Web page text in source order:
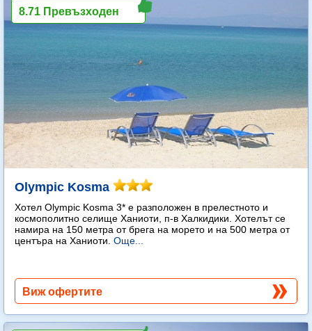
Olympic Kosma
Хотел Olympic Kosma 3* е разположен в прелестното и
космополитно селище Ханиоти, п-в Халкидики. Хотелът се
намира на 150 метра от брега на морето и на 500 метра от
центъра на Ханиоти. Още...
8.71 Превъзходен
Виж офертите